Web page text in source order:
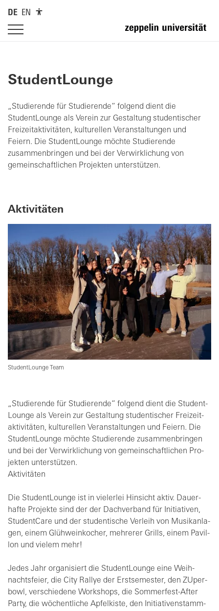
DE EN
StudentLounge
„Studierende für Studierende“ folgend dient die
StudentLounge als Verein zur Gestaltung studentischer
Freizeitaktivitäten, kulturellen Veranstaltungen und
Feiern. Die StudentLounge möchte Studierende
zusammenbringen und bei der Verwirklichung von
gemeinschaftlichen Projekten unterstützen.
Aktivitäten
StudentLounge Team
„Stu­die­ren­de für Stu­die­ren­de“ fol­gend dient die Stu­dent­
Lounge als Ver­ein zur Ge­stal­tung stu­den­ti­scher Frei­zeit­
ak­ti­vi­tä­ten, kul­tu­rel­len Ver­an­stal­tun­gen und Fei­ern. Die
Stu­dent­Lounge möch­te Stu­die­ren­de zu­sam­men­brin­gen
und bei der Ver­wirk­li­chung von ge­mein­schaft­li­chen Pro­
jek­ten un­ter­stüt­zen.
Aktivitäten
Die Stu­dent­Lounge ist in vie­ler­lei Hin­sicht aktiv. Dau­er­
haf­te Pro­jek­te sind der der Dach­ver­band für In­itia­ti­ven,
Stu­dent­Ca­re und der stu­den­ti­sche Ver­leih von Mu­sik­an­la­
gen, einem Glüh­wein­ko­cher, meh­re­rer Grills, einem Pa­vil­
lon und vie­lem mehr!
Jedes Jahr or­ga­ni­siert die Stu­dent­Lounge eine Weih­
nachts­fei­er, die City Ral­lye der Erst­se­mes­ter, den ZU­per­
bowl, ver­schie­de­ne Work­shops, die Som­mer­fest-Af­ter
Party, die wö­chent­li­che Ap­fel­kis­te, den In­itia­ti­ven­stamm­